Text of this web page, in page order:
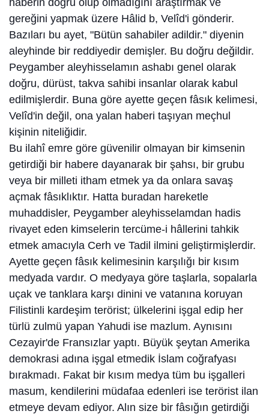
haberin doğru olup olmadığını araştırmak ve
gereğini yapmak üzere Hâlid b, Velîd'i gönderir.
Bazıları bu ayet, "Bütün sahabiler adildir." diyenin
aleyhinde bir reddiyedir demişler. Bu doğru değildir.
Peygamber aleyhisselamın as­habı genel olarak
doğru, dürüst, takva sahibi insanlar olarak kabul
edilmişlerdir. Buna göre ayette geçen fâsık kelimesi,
Velîd'in değil, ona yalan haberi taşıyan meçhul
kişinin niteliğidir.
Bu ilahî emre göre güvenilir olmayan bir kimsenin
getirdiği bir habere dayanarak bir şahsı, bir grubu
veya bir milleti itham etmek ya da onlara savaş
açmak fâsıklıktır. Hatta buradan hareketle
muhaddisler, Peygamber aleyhisselamdan hadis
rivayet eden kimselerin tercüme-i hâllerini tahkik
etmek amacıyla Cerh ve Tadil ilmini geliştirmişlerdir.
Ayette geçen fâsık kelimesinin karşılığı bir kısım
medyada vardır. O medyaya göre taşlarla, sopalarla
uçak ve tanklara karşı dinini ve vatanına koruyan
Filistinli kardeşim terörist; ülkelerini işgal edip her
türlü zulmü yapan Yahudi ise mazlum. Aynısını
Cezayir'de Fransızlar yaptı. Büyük şeytan Amerika
demokrasi adına işgal etmedik İslam coğrafyası
bırakmadı. Fakat bir kısım medya tüm bu işgalleri
masum, kendilerini müdafaa edenleri ise terörist ilan
etmeye devam ediyor. Alın size bir fâsığın getirdiği